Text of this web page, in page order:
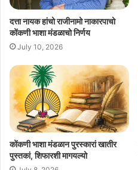
दत्ता नायक हांचो राजीनामो नाकारपाचो
कोंकणी भाशा मंडळाचो निर्णय
July 10, 2026
कोंकणी भाशा मंडळान पुरस्कारां खातीर
पुस्तकां, शिफारशी मागयल्यो